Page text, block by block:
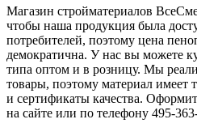
Магазин стройматериалов
чтобы наша продукция была
потребителей, поэтому цена
демократична. У нас вы можете
типа оптом и в розницу. Мы
товары, поэтому материал имеет
и сертификаты качества.
на сайте или по телефону 495-